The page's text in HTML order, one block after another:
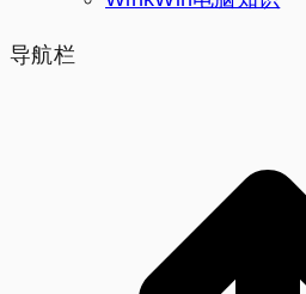
导航栏